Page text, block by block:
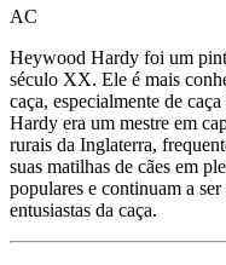
AC
Heywood Hardy foi um
século XX. Ele é mais
caça, especialmente de
Hardy era um mestre em
rurais da Inglaterra,
suas matilhas de cães em
populares e continuam a
entusiastas da caça.